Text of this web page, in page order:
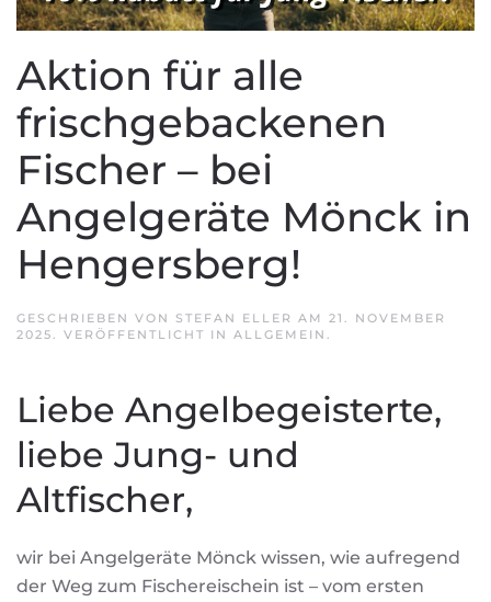
Aktion für alle
frischgebackenen
Fischer – bei
Angelgeräte Mönck in
Hengersberg!
GESCHRIEBEN VON STEFAN ELLER AM 21. NOVEMBER
2025
. VERÖFFENTLICHT IN ALLGEMEIN
Liebe Angelbegeisterte,
liebe Jung- und
Altfischer,
wir bei Angelgeräte Mönck wissen, wie aufregend
der Weg zum Fischereischein ist – vom ersten